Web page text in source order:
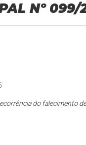
Nº 099/
do falecimento de